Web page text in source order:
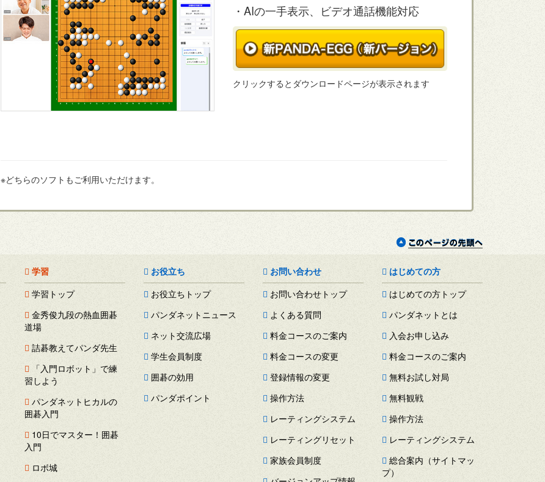
・AIの一手表示、ビデオ通話機能対応
クリックするとダウンロードページが表示されます
※どちらのソフトもご利用いただけます。
学習
学習トップ
金秀俊九段の熱血囲碁
道場
詰碁教えてパンダ先生
「入門ロボット」で練
習しよう
パンダネットヒカルの
囲碁入門
10日でマスター！囲碁
入門
ロボ城
お役立ち
お役立ちトップ
パンダネットニュース
ネット交流広場
学生会員制度
囲碁の効用
パンダポイント
お問い合わせ
お問い合わせトップ
よくある質問
料金コースのご案内
料金コースの変更
登録情報の変更
操作方法
レーティングシステム
レーティングリセット
家族会員制度
はじめての方
はじめての方トップ
パンダネットとは
入会お申し込み
料金コースのご案内
無料お試し対局
無料観戦
操作方法
レーティングシステム
総合案内（サイトマッ
プ）